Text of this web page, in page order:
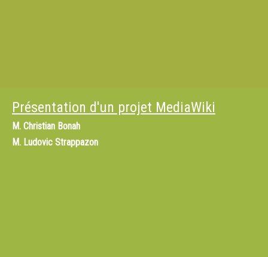
Présentation d'un projet MediaWiki
M. Christian Bonah
M. Ludovic Strappazon